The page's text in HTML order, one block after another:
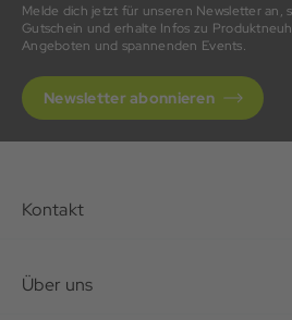
Melde dich jetzt für unseren Newsletter an,
Gutschein und erhalte Infos zu
Angeboten und spannenden Events.
Newsletter abonnieren
Kontakt
Über uns